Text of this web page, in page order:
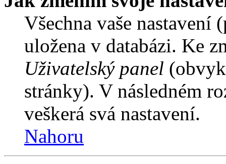
Všechna vaše
uložena v databázi. Ke
Uživatelský panel
stránky). V následném
veškerá svá nastavení.
Nahoru